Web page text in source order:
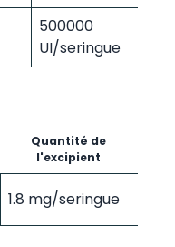
500000
UI/seringue
Quantité de
l'excipient
1.8 mg/seringue